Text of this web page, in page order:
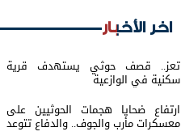
اخر الأخبار
تعز.. قصف حوثي يستهدف قرية
سكنية في الوازعية
ارتفاع ضحايا هجمات الحوثيين على
معسكرات مأرب والجوف.. والدفاع تتوعد